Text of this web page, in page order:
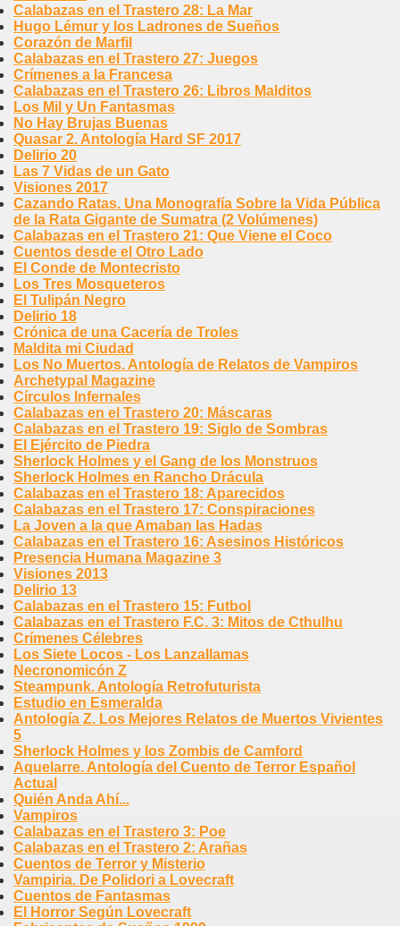
Calabazas en el Trastero 28: La Mar
Hugo Lémur y los Ladrones de Sueños
Corazón de Marfil
Calabazas en el Trastero 27: Juegos
Crímenes a la Francesa
Calabazas en el Trastero 26: Libros Malditos
Los Mil y Un Fantasmas
No Hay Brujas Buenas
Quasar 2. Antología Hard SF 2017
Delirio 20
Las 7 Vidas de un Gato
Visiones 2017
Cazando Ratas. Una Monografía Sobre la Vida Pública
de la Rata Gigante de Sumatra (2 Volúmenes)
Calabazas en el Trastero 21: Que Viene el Coco
Cuentos desde el Otro Lado
El Conde de Montecristo
Los Tres Mosqueteros
El Tulipán Negro
Delirio 18
Crónica de una Cacería de Troles
Maldita mi Ciudad
Los No Muertos. Antología de Relatos de Vampiros
Archetypal Magazine
Círculos Infernales
Calabazas en el Trastero 20: Máscaras
Calabazas en el Trastero 19: Siglo de Sombras
El Ejército de Piedra
Sherlock Holmes y el Gang de los Monstruos
Sherlock Holmes en Rancho Drácula
Calabazas en el Trastero 18: Aparecidos
Calabazas en el Trastero 17: Conspiraciones
La Joven a la que Amaban las Hadas
Calabazas en el Trastero 16: Asesinos Históricos
Presencia Humana Magazine 3
Visiones 2013
Delirio 13
Calabazas en el Trastero 15: Futbol
Calabazas en el Trastero F.C. 3: Mitos de Cthulhu
Crímenes Célebres
Los Siete Locos - Los Lanzallamas
Necronomicón Z
Steampunk. Antología Retrofuturista
Estudio en Esmeralda
Antología Z. Los Mejores Relatos de Muertos Vivientes
5
Sherlock Holmes y los Zombis de Camford
Aquelarre. Antología del Cuento de Terror Español
Actual
Quién Anda Ahí...
Vampiros
Calabazas en el Trastero 3: Poe
Calabazas en el Trastero 2: Arañas
Cuentos de Terror y Misterio
Vampiria. De Polidori a Lovecraft
Cuentos de Fantasmas
El Horror Según Lovecraft